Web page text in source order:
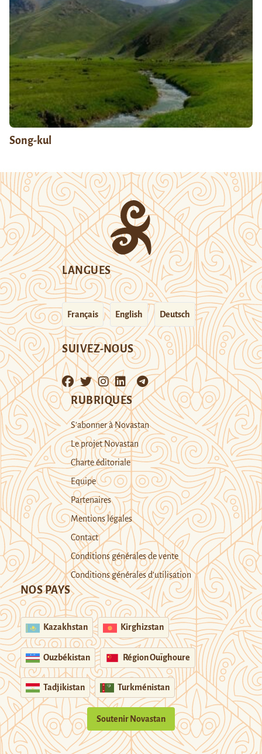
Song-kul
LANGUES
Français English Deutsch
SUIVEZ-NOUS
RUBRIQUES
S’abonner à Novastan
Le projet Novastan
Charte éditoriale
Equipe
Partenaires
Mentions légales
Contact
Conditions générales de vente
Conditions générales d’utilisation
NOS PAYS
Kazakhstan Kirghizstan
Ouzbékistan Région Ouïghoure
Tadjikistan Turkménistan
Soutenir Novastan